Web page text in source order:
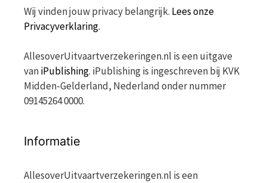
Wij vinden jouw privacy belangrijk. Lees onze
Privacyverklaring.
AllesoverUitvaartverzekeringen.nl is een uitgave
vaniPublishing. iPublishing is ingeschreven bij KVK
Midden-Gelderland, Nederland onder nummer
09145264 0000.
Informatie
AllesoverUitvaartverzekeringen.nl is een